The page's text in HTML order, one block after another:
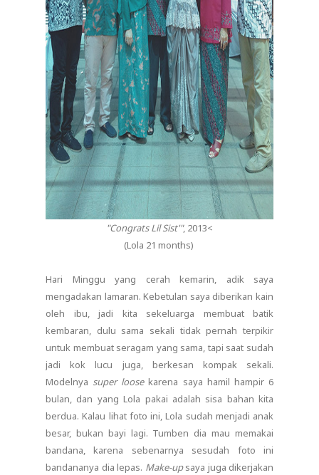
"Congrats Lil Sist'", 2013<
(Lola 21 months)
Hari Minggu yang cerah kemarin, adik saya
mengadakan lamaran. Kebetulan saya diberikan kain
oleh ibu, jadi kita sekeluarga membuat batik
kembaran, dulu sama sekali tidak pernah terpikir
untuk membuat seragam yang sama, tapi saat sudah
jadi kok lucu juga, berkesan kompak sekali.
Modelnya super loosekarena saya hamil hampir 6
bulan, dan yang Lola pakai adalah sisa bahan kita
berdua. Kalau lihat foto ini, Lola sudah menjadi anak
besar, bukan bayi lagi. Tumben dia mau memakai
bandana, karena sebenarnya sesudah foto ini
bandananya dia lepas. Make-upsaya juga dikerjakan